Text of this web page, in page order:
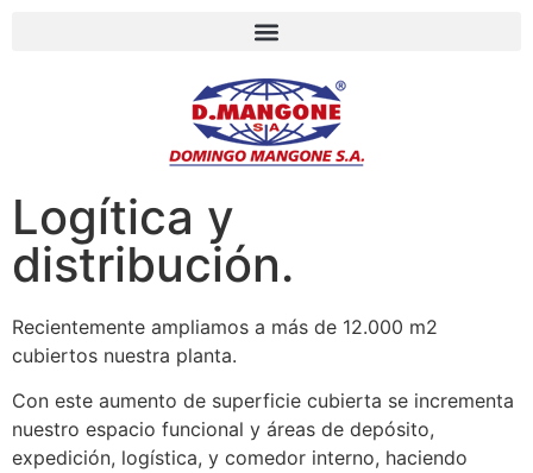
Logítica y
distribución.
Recientemente ampliamos a más de 12.000 m2
cubiertos nuestra planta.
Con este aumento de superficie cubierta se incrementa
nuestro espacio funcional y áreas de depósito,
expedición, logística, y comedor interno, haciendo